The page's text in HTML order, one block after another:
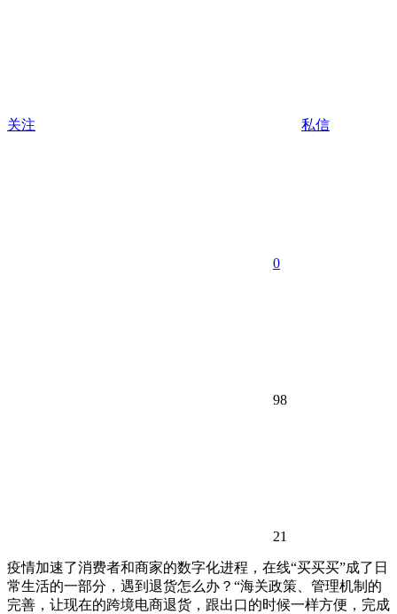
关注 私信
0
98
21
疫情加速了消费者和商家的数字化进程，在线“买买买”成了日
常生活的一部分，遇到退货怎么办？“海关政策、管理机制的
完善，让现在的跨境电商退货，跟出口的时候一样方便，完成